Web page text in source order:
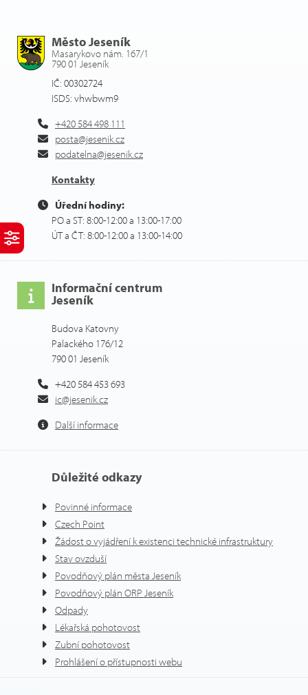
Město Jeseník
Masarykovo nám. 167/1
790 01 Jeseník
IČ: 00302724
ISDS: vhwbwm9
+420 584 498 111
posta@jesenik.cz
podatelna@jesenik.cz
Kontakty
Úřední hodiny:
PO a ST: 8:00-12:00 a 13:00-17:00
ÚT a ČT: 8:00-12:00 a 13:00-14:00
Informační centrum
Jeseník
Budova Katovny
Palackého 176/12
790 01 Jeseník
+420 584 453 693
ic@jesenik.cz
Další informace
Důležité odkazy
Povinné informace
Czech Point
Žádost o vyjádření k existenci technické infrastruktury
Stav ovzduší
Povodňový plán města Jeseník
Povodňový plán ORP Jeseník
Odpady
Lékařská pohotovost
Zubní pohotovost
Prohlášení o přístupnosti webu